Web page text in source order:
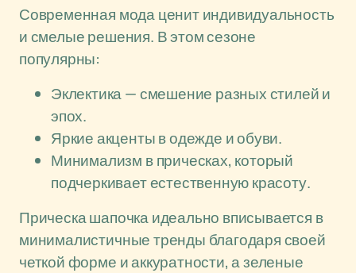
Современная мода ценит индивидуальность
и смелые решения. В этом сезоне
популярны:
Эклектика — смешение разных стилей и
эпох.
Яркие акценты в одежде и обуви.
Минимализм в прическах, который
подчеркивает естественную красоту.
Прическа шапочка идеально вписывается в
минималистичные тренды благодаря своей
четкой форме и аккуратности, а зеленые